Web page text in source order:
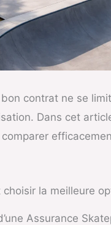
contrat ne se
Dans cet
choisir la meilleure
Assurance